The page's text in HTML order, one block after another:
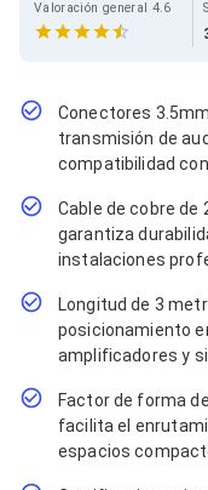
Cables Coaxiales
Accesorios para
Conectores
Tapas y Cajas
Herramientas para
Pinzas Ponchadoras
Probadores de
Cortadoras de
Protectores para
Cables para
Bobinas
Cableado
Sujetadores de
Cinchos
Adaptadores
Adaptadores PC
Adaptadores PC
Adaptadores PC
Valoración general 4.6
Conectores
transmisión de
compatibilidad
Cable de cobre de
garantiza
instalaciones
Longitud de 3
posicionamiento
amplificadores y
Factor de forma
facilita el
espacios